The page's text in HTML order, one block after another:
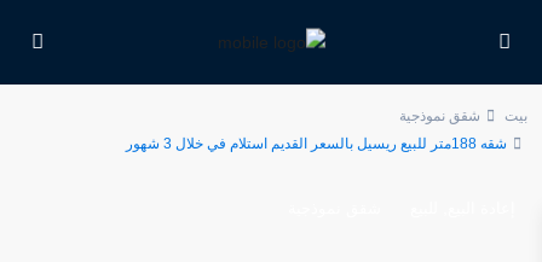
بيت
شقق نموذجية
شقه 188متر للبيع ريسيل بالسعر القديم استلام في خلال 3 شهور